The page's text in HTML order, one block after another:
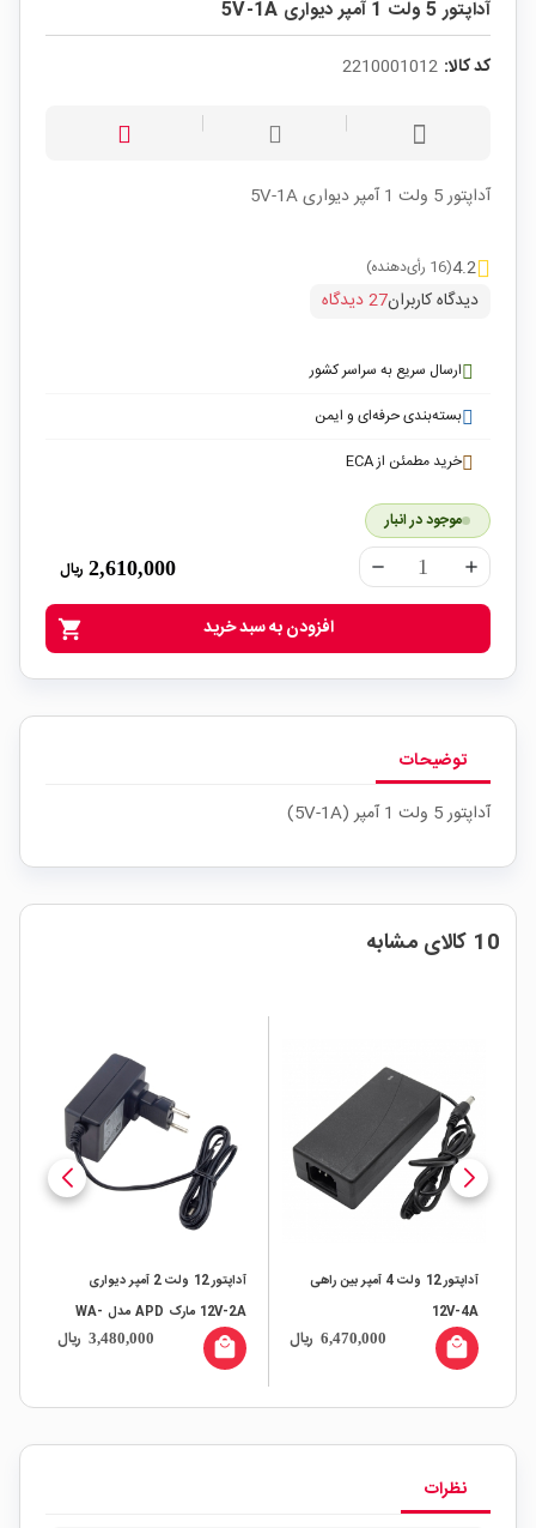
آداپتور 5 ولت 1 آمپر دیواری 5V-1A
کد کالا: 2210001012
آداپتور 5 ولت 1 آمپر دیواری 5V-1A
4.2(16 رأی‌دهنده)
دیدگاه کاربران27 دیدگاه
ارسال سریع به سراسر کشور
بسته‌بندی حرفه‌ای و ایمن
خرید مطمئن از ECA
موجود در انبار
remove add
2,610,000 ریال
shopping_cart افزودن به سبد خرید
توضیحات
آداپتور 5 ولت 1 آمپر (5V-1A)
10 کالای مشابه
آداپتور 12 ولت 4 آمپر بین راهی
12V-4A
6,470,000 ریال local_mall
آداپتور 12 ولت 2 آمپر دیواری
12V-2A مارک APD مدل WA-
24E12FG
3,480,000 ریال local_mall
نظرات